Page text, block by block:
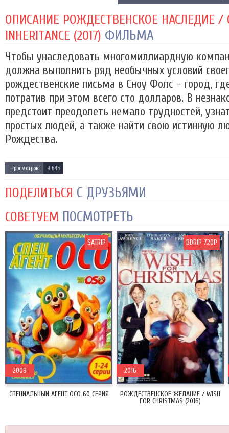
ОПИСАНИЕ РОЖДЕСТВЕНСКОЕ НАСЛЕДИЕ /
INHERITANCE (2017) ФИЛЬМА
Чтобы унаследовать многомиллиардную
должна выполнить ряд необычных условий
рождественские письма в Сноу Фолс - город,
потратив при этом всего сто долларов. В
предстоит преодолеть немало трудностей,
простых людей, а также найти свою истинную
Рождества.
Просмотров 9 645
ПОДЕЛИТЬСЯ С ДРУЗЬЯМИ
СОВЕТУЕМ ПОСМОТРЕТЬ
СПЕЦИАЛЬНЫЙ АГЕНТ ОСО 60 СЕРИЯ
2009
SATRIP
РОЖДЕСТВЕНСКОЕ ЖЕЛАНИЕ / WISH
FOR CHRISTMAS (2016)
2016
BDRIP 720P